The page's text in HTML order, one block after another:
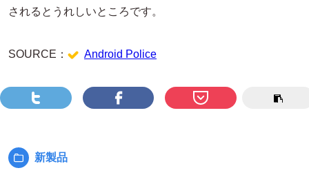
されるとうれしいところです。
SOURCE： Android Police
カ
新製品